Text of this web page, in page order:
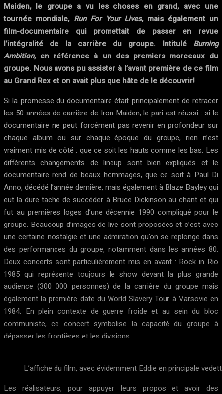
Maiden, le groupe a vu les choses en grand, avec une
tournée mondiale, Run For Your Lives, mais également un
film-documentaire qui promettait de passer en revue
l’intégralité de la carrière du groupe. Intitulé Burning
Ambition, en référence à un des premiers morceaux du
groupe. Nous avons pu assister à l’avant première de ce film
au Grand Rex et on avait plus que hâte de le découvrir!
Si la promesse du documentaire était principalement de retracer
les 50 années de carrière de Iron Maiden, le pari est réussi : si le
documentaire ne peut forcément pas revenir en profondeur sur
chaque album ou sur chaque époque du groupe, rien n’est
vraiment mis de côté : que ce soit les hauts comme les bas. Les
différents changements de lineup sont bien expliqués et le
documentaire rend de beaux hommages, que ce soit à Paul Di
Anno, décédé l’année dernière, mais également à Blaze Bayley qui
eut la dure tache de succéder à Bruce Dickinson au chant et qui
fut au premières loges d’une décennie 1990 compliqué pour le
groupe. Beaucoup d’images de live sont proposées et c’est avec
une certaine nostalgie et une admiration qu’on se replonge dans
des performances du groupe, notamment dans les années 80.
Deux concerts sont particulièrement mis en avant : Rock in Rio
1985 qui représente toujours le show devant la plus grande
audience (300 000 personnes) de la carrière du groupe mais
également la première date du World Slavery Tour à Varsovie en
1984. En plein contexte de guerre froide et au sein du bloc
communiste, ce concert symbolise la capacité du groupe à
dépasser les frontières et les divisions.
L’affiche du film, avec évidemment Eddie en principale
Les réalisateurs, pour appuyer leurs propos et avoir des